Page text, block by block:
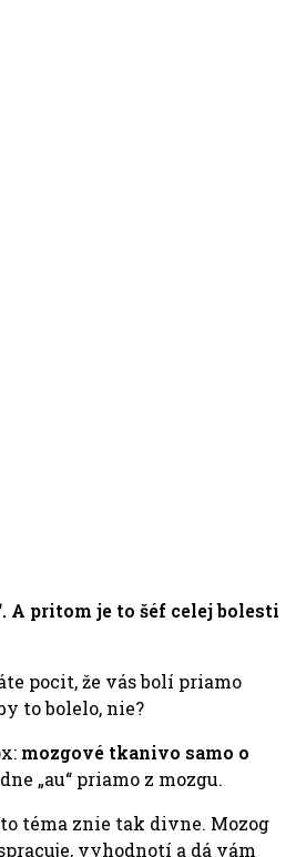
A pritom je to šéf celej bolesti
pocit, že vás bolí priamo
to bolelo, nie?
mozgové tkanivo samo o
„au“ priamo z mozgu.
téma znie tak divne. Mozog
vyhodnotí a dá vám